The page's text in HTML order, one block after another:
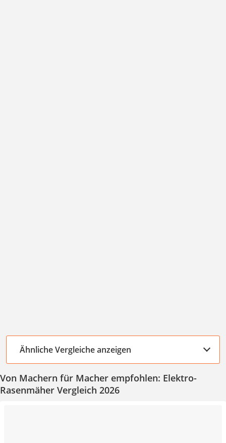
Ähnliche Vergleiche anzeigen
Von Machern für Macher empfohlen: Elektro-
Rasenmäher Vergleich 2026